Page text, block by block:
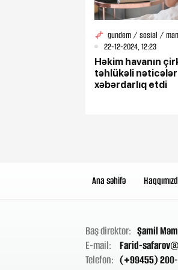
gundem / sosial /
22-12-2024, 12:23
Həkim havanın
təhlükəli
xəbərdarlıq etdi
Ana səhifə
Baş direktor: Şamil
E-mail:
Farid-
Telefon: (+99455)